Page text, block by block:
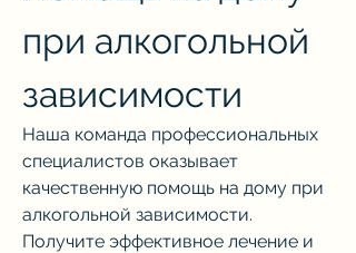
при алкогольной
зависимости
Наша команда профессиональных
специалистов оказывает
качественную помощь на дому при
алкогольной зависимости.
Получите эффективное лечение и